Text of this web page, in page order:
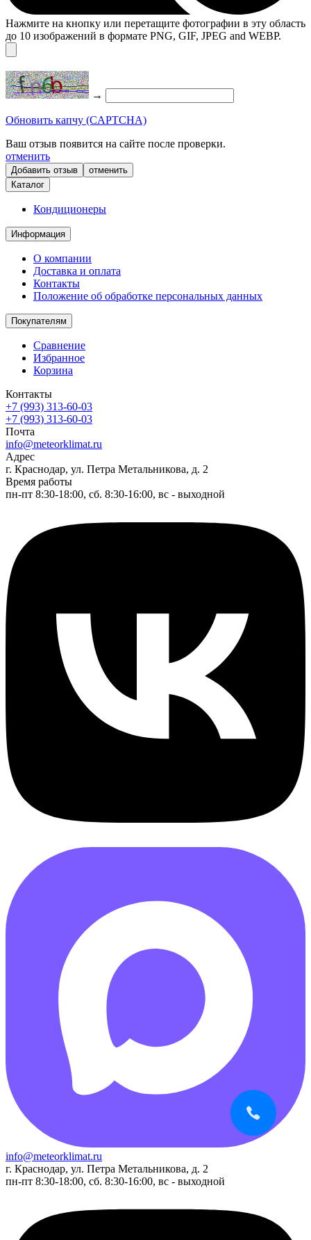
Нажмите на кнопку или перетащите фотографии в эту область
до 10 изображений в формате PNG, GIF, JPEG and WEBP.
→
Обновить капчу (CAPTCHA)
Ваш отзыв появится на сайте после проверки.
отменить
отменить
Каталог
Кондиционеры
Информация
О компании
Доставка и оплата
Контакты
Положение об обработке персональных данных
Покупателям
Сравнение
Избранное
Корзина
Контакты
+7 (993) 313-60-03
+7 (993) 313-60-03
Почта
info@meteorklimat.ru
Адрес
г. Краснодар, ул. Петра Метальникова, д. 2
Время работы
пн-пт 8:30-18:00, сб. 8:30-16:00, вс - выходной
info@meteorklimat.ru
г. Краснодар, ул. Петра Метальникова, д. 2
пн-пт 8:30-18:00, сб. 8:30-16:00, вс - выходной